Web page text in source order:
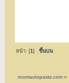
หน้า: [1] ขึ้นบน
roomautopasts.com»